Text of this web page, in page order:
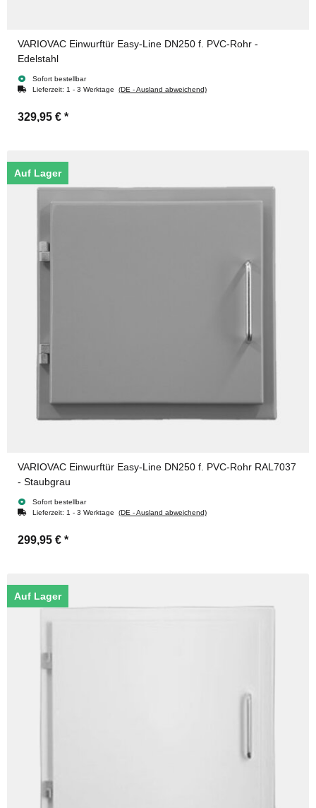
VARIOVAC Einwurftür Easy-Line DN250 f. PVC-Rohr -
Edelstahl
Sofort bestellbar
Lieferzeit: 1 - 3 Werktage (DE - Ausland abweichend)
329,95 € *
Auf Lager
VARIOVAC Einwurftür Easy-Line DN250 f. PVC-Rohr RAL7037
- Staubgrau
Sofort bestellbar
Lieferzeit: 1 - 3 Werktage (DE - Ausland abweichend)
299,95 € *
Auf Lager